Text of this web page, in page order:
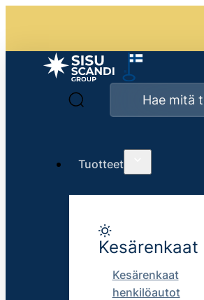
Tuotteet
Kesärenkaat
Kesärenkaat
henkilöautot